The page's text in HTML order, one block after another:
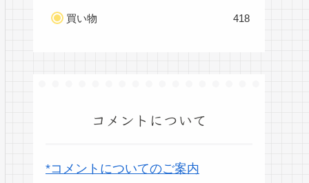
買い物 418
コメントについて
*コメントについてのご案内